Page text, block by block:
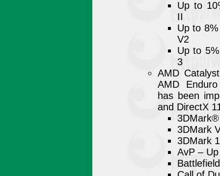
Up to
II
Up to
V2
Up to
3
AMD
AMD
has been
and DirectX
3DMark
3DMark
AvP –